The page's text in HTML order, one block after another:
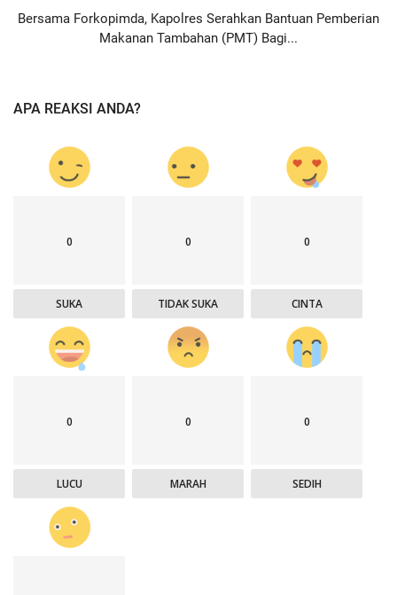
Bersama Forkopimda, Kapolres Serahkan Bantuan Pemberian
Makanan Tambahan (PMT) Bagi...
APA REAKSI ANDA?
0
SUKA
0
TIDAK SUKA
0
CINTA
0
LUCU
0
MARAH
0
SEDIH